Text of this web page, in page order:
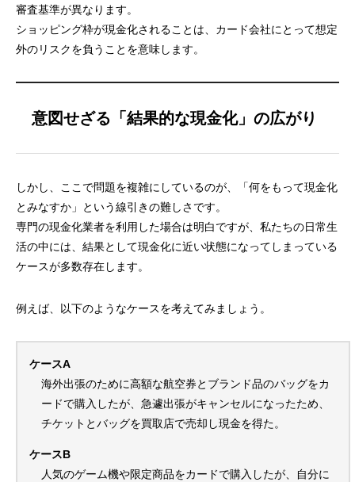
審査基準が異なります。
ショッピング枠が現金化されることは、カード会社にとって想定
外のリスクを負うことを意味します。
意図せざる「結果的な現金化」の広がり
しかし、ここで問題を複雑にしているのが、「何をもって現金化
とみなすか」という線引きの難しさです。
専門の現金化業者を利用した場合は明白ですが、私たちの日常生
活の中には、結果として現金化に近い状態になってしまっている
ケースが多数存在します。
例えば、以下のようなケースを考えてみましょう。
ケースA
海外出張のために高額な航空券とブランド品のバッグをカ
ードで購入したが、急遽出張がキャンセルになったため、
チケットとバッグを買取店で売却し現金を得た。
ケースB
人気のゲーム機や限定商品をカードで購入したが、自分に